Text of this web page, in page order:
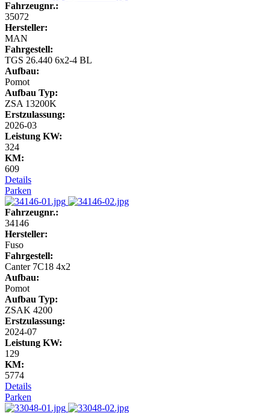
Fahrzeugnr.:
35072
Hersteller:
MAN
Fahrgestell:
TGS 26.440 6x2-4 BL
Aufbau:
Pomot
Aufbau Typ:
ZSA 13200K
Erstzulassung:
2026-03
Leistung KW:
324
KM:
609
Details
Parken
Fahrzeugnr.:
34146
Hersteller:
Fuso
Fahrgestell:
Canter 7C18 4x2
Aufbau:
Pomot
Aufbau Typ:
ZSAK 4200
Erstzulassung:
2024-07
Leistung KW:
129
KM:
5774
Details
Parken